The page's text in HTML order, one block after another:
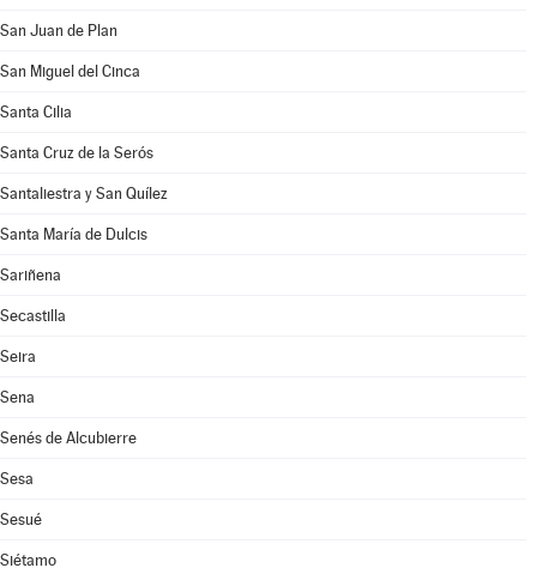
San Juan de Plan
San Miguel del Cinca
Santa Cilia
Santa Cruz de la Serós
Santaliestra y San Quílez
Santa María de Dulcis
Sariñena
Secastilla
Seira
Sena
Senés de Alcubierre
Sesa
Sesué
Siétamo